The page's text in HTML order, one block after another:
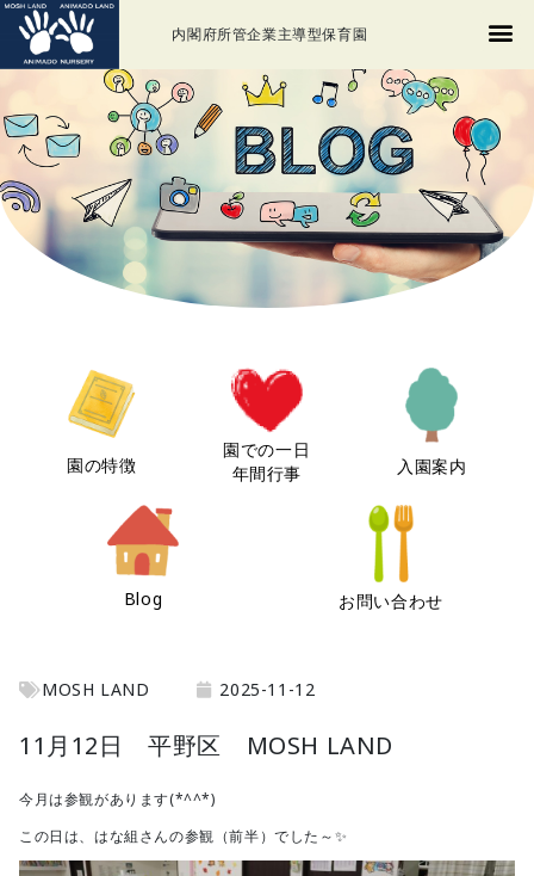
内閣府所管企業主導型保育園
園の特徴
園での一日
年間行事
入園案内
Blog お問い合わせ
MOSH LAND 2025-11-12
11月12日 平野区 MOSH LAND
今月は参観があります(*^^*)
この日は、はな組さんの参観（前半）でした～✨